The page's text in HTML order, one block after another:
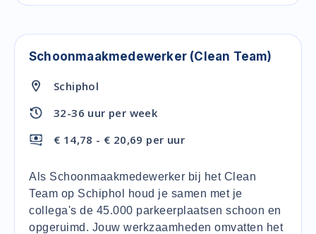
Schoonmaakmedewerker (Clean Team)
Schiphol
32-36 uur per week
€ 14,78 - € 20,69 per uur
Als Schoonmaakmedewerker bij het Clean
Team op Schiphol houd je samen met je
collega's de 45.000 parkeerplaatsen schoon en
opgeruimd. Jouw werkzaamheden omvatten het